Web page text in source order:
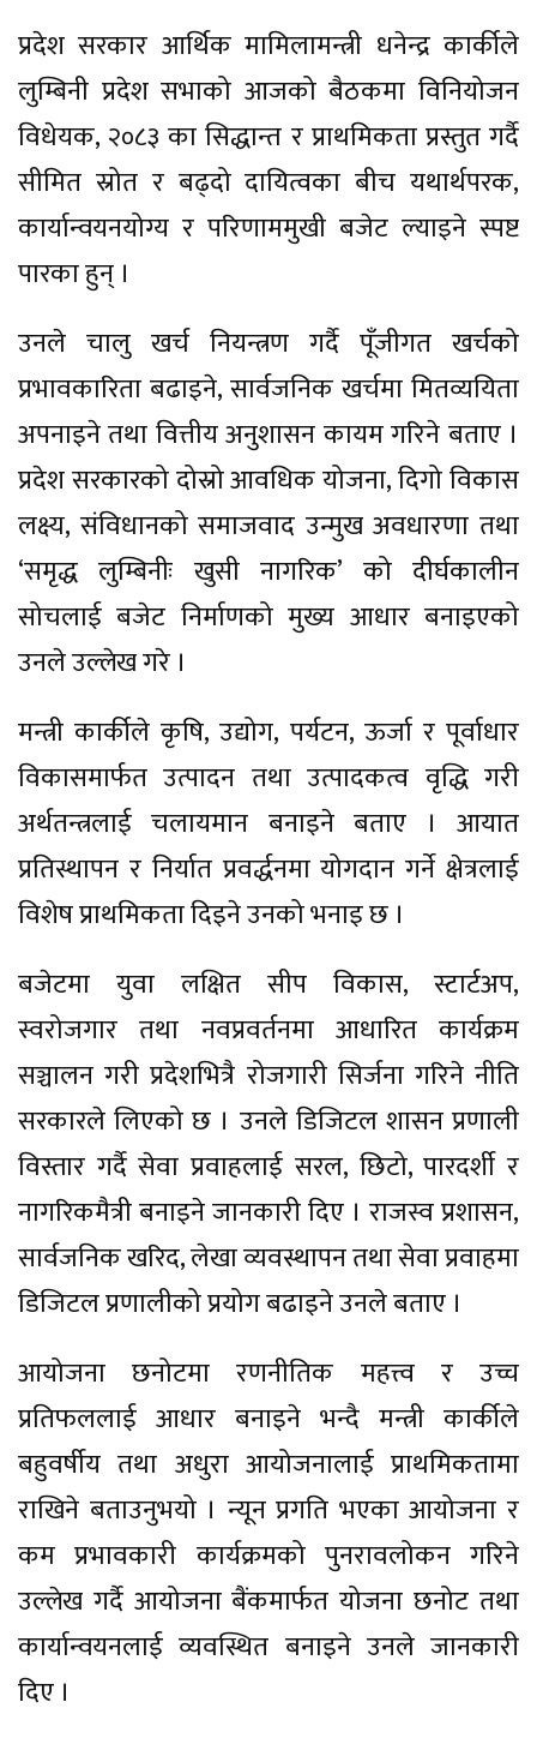
प्रदेश सरकार आर्थिक मामिलामन्त्री धनेन्द्र कार्कीले
लुम्बिनी प्रदेश सभाको आजको बैठकमा विनियोजन
विधेयक, २०८३ का सिद्धान्त र प्राथमिकता प्रस्तुत गर्दै
सीमित स्रोत र बढ्दो दायित्वका बीच यथार्थपरक,
कार्यान्वयनयोग्य र परिणाममुखी बजेट ल्याइने स्पष्ट
पारका हुन् ।
उनले चालु खर्च नियन्त्रण गर्दै पूँजीगत खर्चको
प्रभावकारिता बढाइने, सार्वजनिक खर्चमा मितव्ययिता
अपनाइने तथा वित्तीय अनुशासन कायम गरिने बताए ।
प्रदेश सरकारको दोस्रो आवधिक योजना, दिगो विकास
लक्ष्य, संविधानको समाजवाद उन्मुख अवधारणा तथा
‘समृद्ध लुम्बिनीः खुसी नागरिक’ को दीर्घकालीन
सोचलाई बजेट निर्माणको मुख्य आधार बनाइएको
उनले उल्लेख गरे ।
मन्त्री कार्कीले कृषि, उद्योग, पर्यटन, ऊर्जा र पूर्वाधार
विकासमार्फत उत्पादन तथा उत्पादकत्व वृद्धि गरी
अर्थतन्त्रलाई चलायमान बनाइने बताए । आयात
प्रतिस्थापन र निर्यात प्रवर्द्धनमा योगदान गर्ने क्षेत्रलाई
विशेष प्राथमिकता दिइने उनको भनाइ छ ।
बजेटमा युवा लक्षित सीप विकास, स्टार्टअप,
स्वरोजगार तथा नवप्रवर्तनमा आधारित कार्यक्रम
सञ्चालन गरी प्रदेशभित्रै रोजगारी सिर्जना गरिने नीति
सरकारले लिएको छ । उनले डिजिटल शासन प्रणाली
विस्तार गर्दै सेवा प्रवाहलाई सरल, छिटो, पारदर्शी र
नागरिकमैत्री बनाइने जानकारी दिए । राजस्व प्रशासन,
सार्वजनिक खरिद, लेखा व्यवस्थापन तथा सेवा प्रवाहमा
डिजिटल प्रणालीको प्रयोग बढाइने उनले बताए ।
आयोजना छनोटमा रणनीतिक महत्त्व र उच्च
प्रतिफललाई आधार बनाइने भन्दै मन्त्री कार्कीले
बहुवर्षीय तथा अधुरा आयोजनालाई प्राथमिकतामा
राखिने बताउनुभयो । न्यून प्रगति भएका आयोजना र
कम प्रभावकारी कार्यक्रमको पुनरावलोकन गरिने
उल्लेख गर्दै आयोजना बैंकमार्फत योजना छनोट तथा
कार्यान्वयनलाई व्यवस्थित बनाइने उनले जानकारी
दिए ।